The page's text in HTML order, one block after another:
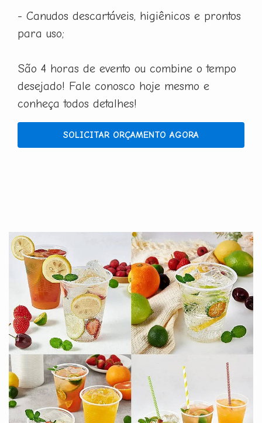
- Canudos descartáveis, higiênicos e prontos
para uso;
São 4 horas de evento ou combine o tempo
desejado! Fale conosco hoje mesmo e
conheça todos detalhes!
SOLICITAR ORÇAMENTO AGORA